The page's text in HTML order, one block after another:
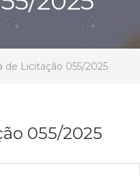
de Licitação 055/2025
055/2025